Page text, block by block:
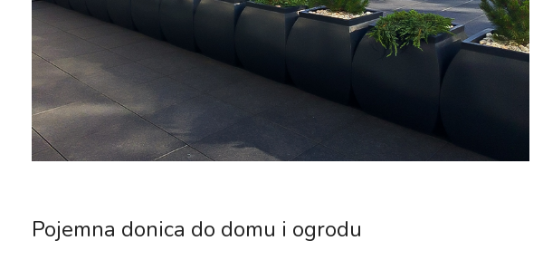
Pojemna donica do domu i ogrodu